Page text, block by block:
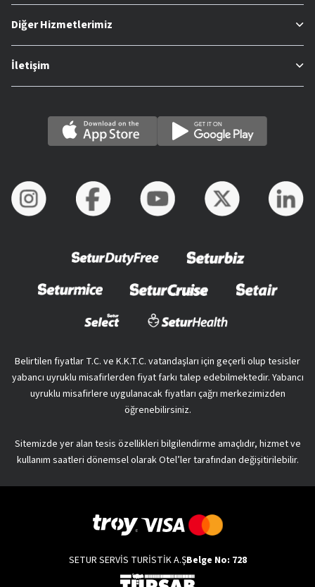
Diğer Hizmetlerimiz
İletişim
Belirtilen fiyatlar T.C. ve K.K.T.C. vatandaşları için geçerli olup tesisler
yabancı uyruklu misafirlerden fiyat farkı talep edebilmektedir. Yabancı
uyruklu misafirlere uygulanacak fiyatları çağrı merkezimizden
öğrenebilirsiniz.
Sitemizde yer alan tesis özellikleri bilgilendirme amaçlıdır, hizmet ve
kullanım saatleri dönemsel olarak Otel’ler tarafından değişitirilebilir.
SETUR SERVİS TURİSTİK A.ŞBelge No: 728